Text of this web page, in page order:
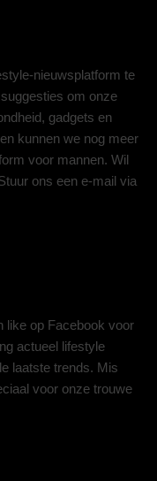
nieuwsplatform te
om onze
gadgets en
kunnen we nog meer
voor mannen. Wil
ons een e-mail via
like op Facebook voor
actueel lifestyle
laatste trends. Mis
voor onze trouwe